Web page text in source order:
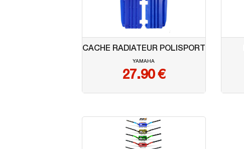
CACHE RADIATEUR POLISPORT
YAMAHA
27.90€